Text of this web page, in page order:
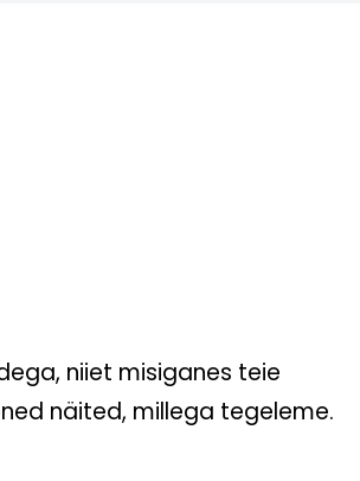
niiet misiganes teie
näited, millega tegeleme.